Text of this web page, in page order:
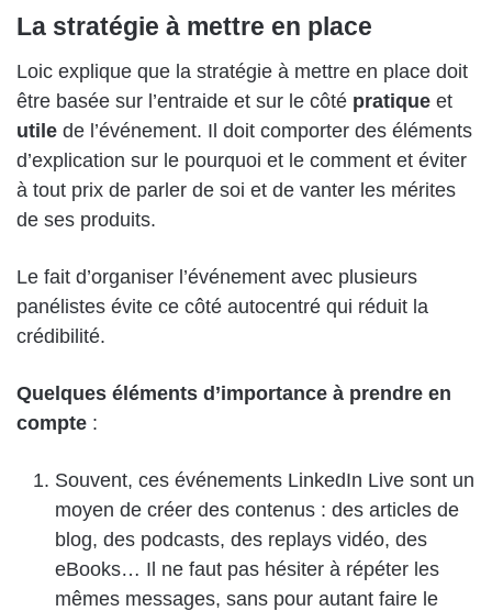
La stratégie à mettre en place
Loic explique que la stratégie à mettre en place doit
être basée sur l’entraide et sur le côté pratique et
utile de l’événement. Il doit comporter des éléments
d’explication sur le pourquoi et le comment et éviter
à tout prix de parler de soi et de vanter les mérites
de ses produits.
Le fait d’organiser l’événement avec plusieurs
panélistes évite ce côté autocentré qui réduit la
crédibilité.
Quelques éléments d’importance à prendre en
compte :
Souvent, ces événements LinkedIn Live sont un
moyen de créer des contenus : des articles de
blog, des podcasts, des replays vidéo, des
eBooks… Il ne faut pas hésiter à répéter les
mêmes messages, sans pour autant faire le